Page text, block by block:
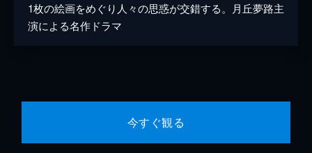
1枚の絵画をめぐり人々の思惑が交錯する。月丘夢路主
演による名作ドラマ
今すぐ観る